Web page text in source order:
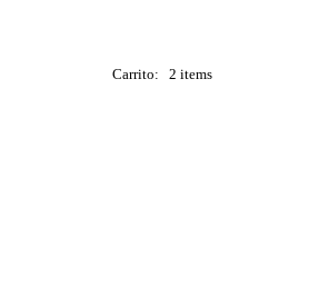
Carrito: 2 items